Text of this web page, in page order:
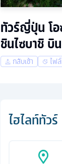
ทัวร์ญี่ปุ่น โอ
ชินไซบาชิ บิ
กลับเช้า ไฟ
ไฮไลท์ทัวร์